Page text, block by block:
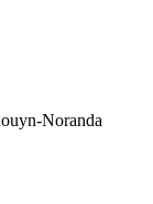
Noranda